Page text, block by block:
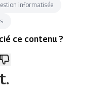
informatisée
ce contenu ?